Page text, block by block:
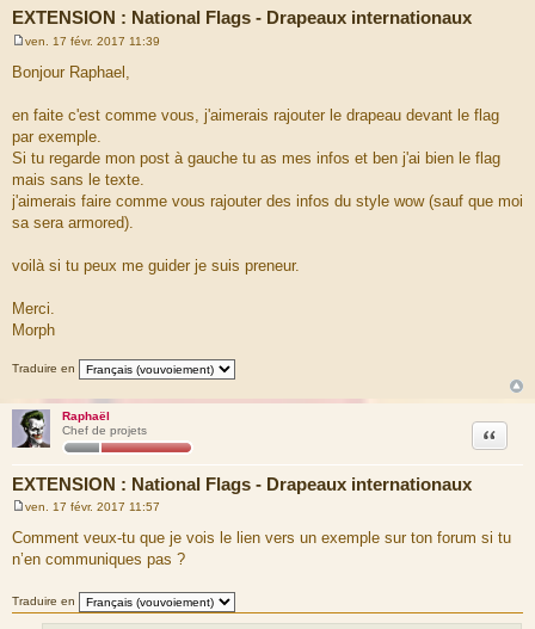
EXTENSION : National Flags - Drapeaux internationaux
s
g
e
ven. 17 févr. 2017 11:39
Bonjour Raphael,
en faite c'est comme vous, j'aimerais rajouter le drapeau devant le flag
par exemple.
Si tu regarde mon post à gauche tu as mes infos et ben j'ai bien le flag
mais sans le texte.
j'aimerais faire comme vous rajouter des infos du style wow (sauf que moi
sa sera armored).
voilà si tu peux me guider je suis preneur.
Merci.
Morph
Traduire en
Raphaël
Chef de projets
EXTENSION : National Flags - Drapeaux internationaux
Citation
e
s
s
e
ven. 17 févr. 2017 11:57
Comment veux-tu que je vois le lien vers un exemple sur ton forum si tu
n’en communiques pas ?
Traduire en